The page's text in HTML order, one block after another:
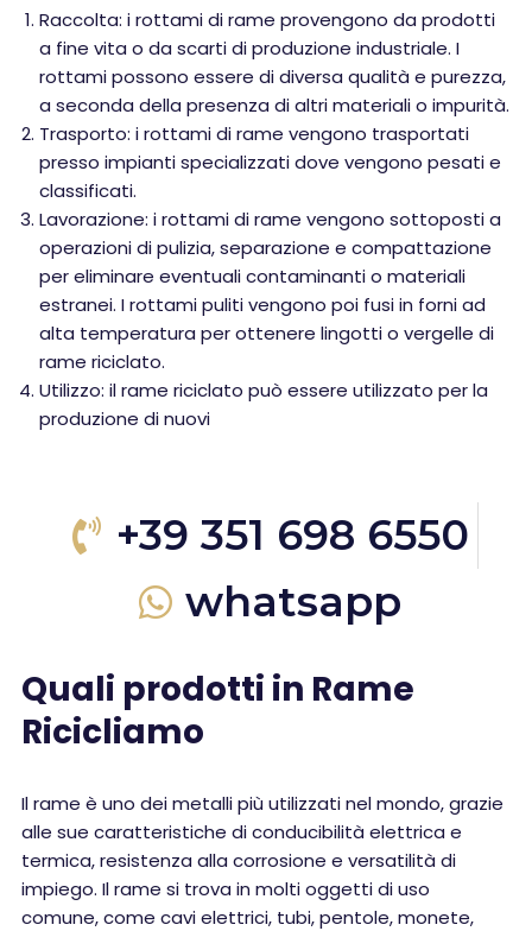
Raccolta: i rottami di rame provengono da prodotti
a fine vita o da scarti di produzione industriale. I
rottami possono essere di diversa qualità e purezza,
a seconda della presenza di altri materiali o impurità.
Trasporto: i rottami di rame vengono trasportati
presso impianti specializzati dove vengono pesati e
classificati.
Lavorazione: i rottami di rame vengono sottoposti a
operazioni di pulizia, separazione e compattazione
per eliminare eventuali contaminanti o materiali
estranei. I rottami puliti vengono poi fusi in forni ad
alta temperatura per ottenere lingotti o vergelle di
rame riciclato.
Utilizzo: il rame riciclato può essere utilizzato per la
produzione di nuovi
+39 351 698 6550
whatsapp
Quali prodotti in Rame
Ricicliamo
Il rame è uno dei metalli più utilizzati nel mondo, grazie
alle sue caratteristiche di conducibilità elettrica e
termica, resistenza alla corrosione e versatilità di
impiego. Il rame si trova in molti oggetti di uso
comune, come cavi elettrici, tubi, pentole, monete,